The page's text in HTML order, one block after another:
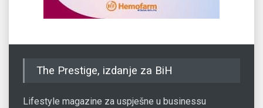
The Prestige, izdanje za BiH
Lifestyle magazine za uspješne u businessu